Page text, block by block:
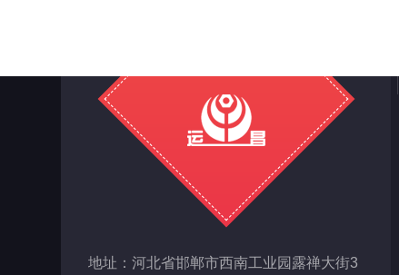
地址：河北省邯郸市西南工业园露禅大街3